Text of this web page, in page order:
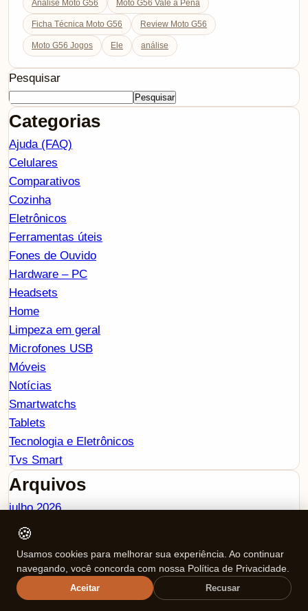
Análise Moto G56 Moto G56 Vale a Pena
Ficha Técnica Moto G56 Review Moto G56
Moto G56 Jogos Ele análise
Pesquisar
Pesquisar
Categorias
Ajuda (FAQ)
Celulares
Comparativos
Cozinha
Eletrônicos
Ferramentas úteis
Fones de Ouvido
Hardware – PC
Headsets
Home
Limpeza em geral
Microfones USB
Móveis
Notícias
Smartwatchs
Tablets
Tecnologia e Eletrônicos
Tvs Smart
Arquivos
julho 2026
junho 2026
fevereiro 2026
janeiro 2026
dezembro 2025
🍪
Usamos cookies para melhorar sua experiência. Ao continuar
navegando, você concorda com nossa Política de Privacidade.
Aceitar Recusar